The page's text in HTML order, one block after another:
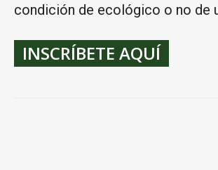
condición de ecológico o no de
INSCRÍBETE AQUÍ